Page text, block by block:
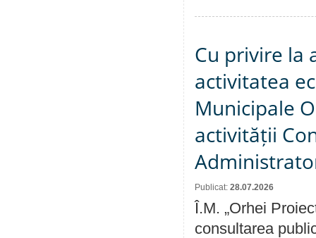
Cu privire la
activitatea
Municipale
activității
Publicat: 28.07.2026
Î.M. „Orhei
consultarea